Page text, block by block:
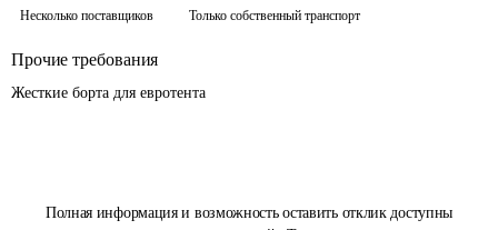
Полная информация и возможность оставить отклик доступны
Несколько поставщиков Только собственный транспорт
Прочие требования
Жесткие борта для евротента